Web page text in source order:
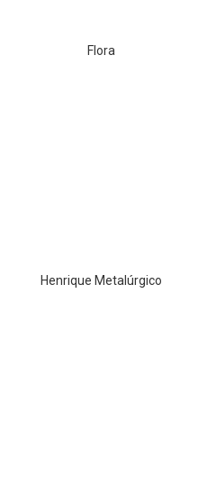
Flora
Henrique Metalúrgico